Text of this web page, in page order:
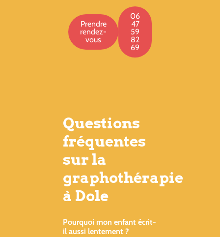
Prendre
rendez-
vous
06
47
59
82
69
Questions
fréquentes
sur la
graphothérapie
à Dole
Pourquoi mon enfant écrit-
il aussi lentement ?